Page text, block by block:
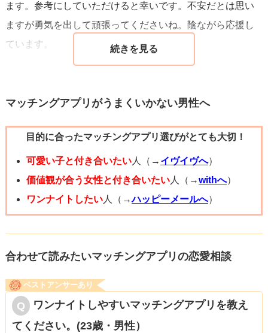
ます。参考にしていただけると幸いです。不安だとは思い
ますが勇気を出して頑張ってくださいね。陰ながら応援し
ています。
マッチングアプリがうまくいかない男性へ
目的に合ったマッチングアプリ選びがとても大切！
可愛い子と付き合いたい人（→ イヴイヴへ）
価値観が合う女性と付き合いたい人（→withへ）
ワンナイトしたい人（→ハッピーメールへ）
合わせて読みたいマッチングアプリの恋愛相談
ベストアンサーあり
ワンナイトしやすいマッチングアプリを教え
てください。(23歳・男性）